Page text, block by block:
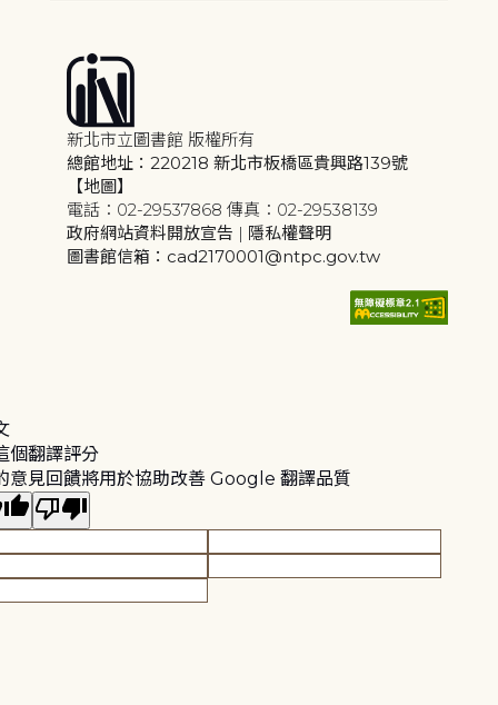
新北市立圖書館 版權所有
總館地址：220218 新北市板橋區貴興路139號
【地圖】
電話：02-29537868 傳真：02-29538139
政府網站資料開放宣告 | 隱私權聲明
圖書館信箱：cad2170001@ntpc.gov.tw
個翻譯評分
意見回饋將用於協助改善 Google 翻譯品質